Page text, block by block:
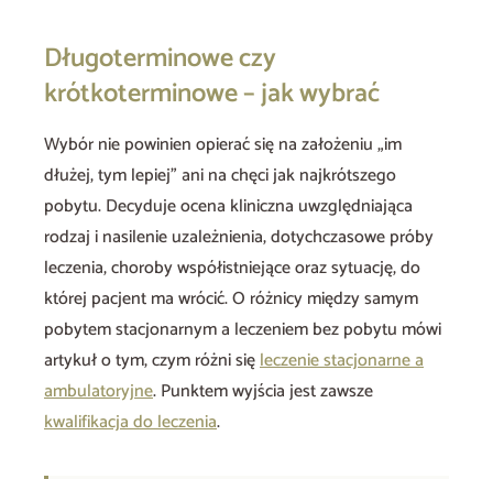
Długoterminowe czy
krótkoterminowe – jak wybrać
Wybór nie powinien opierać się na założeniu „im
dłużej, tym lepiej” ani na chęci jak najkrótszego
pobytu. Decyduje ocena kliniczna uwzględniająca
rodzaj i nasilenie uzależnienia, dotychczasowe próby
leczenia, choroby współistniejące oraz sytuację, do
której pacjent ma wrócić. O różnicy między samym
pobytem stacjonarnym a leczeniem bez pobytu mówi
artykuł o tym, czym różni sięleczenie stacjonarne a
ambulatoryjne. Punktem wyjścia jest zawsze
kwalifikacja do leczenia.